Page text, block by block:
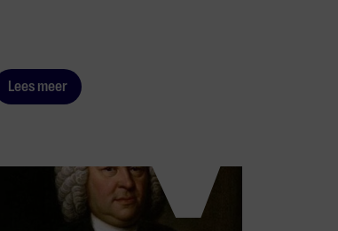
Lees meer